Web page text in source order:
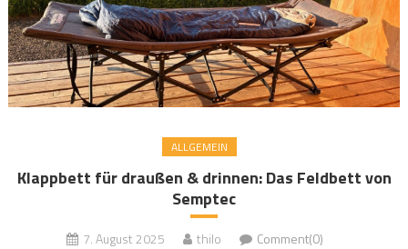
ALLGEMEIN
Klappbett für draußen & drinnen: Das Feldbett von
Semptec
7. August 2025 thilo Comment(0)